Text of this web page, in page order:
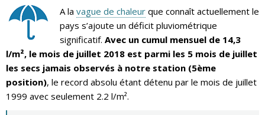
A la vague de chaleur que connaît actuellement le
pays s’ajoute un déficit pluviométrique
significatif. Avec un cumul mensuel de 14,3
l/m², le mois de juillet 2018 est parmi les 5 mois de juillet
les secs jamais observés à notre station (5ème
position), le record absolu étant détenu par le mois de juillet
1999 avec seulement 2.2 l/m².